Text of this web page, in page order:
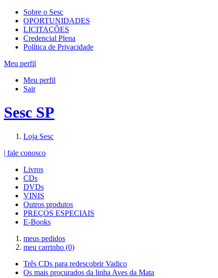
Sobre o Sesc
OPORTUNIDADES
LICITAÇÕES
Credencial Plena
Política de Privacidade
Meu perfil
Meu perfil
Sair
Sesc SP
Loja Sesc
| fale conosco
Livros
CDs
DVDs
VINIS
Outros produtos
PREÇOS ESPECIAIS
E-Books
meus pedidos
meu carrinho (0)
Três CDs para redescobrir Vadico
Os mais procurados da linha Aves da Mata